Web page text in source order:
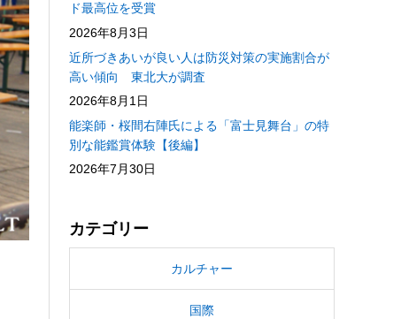
ド最高位を受賞
2026年8月3日
近所づきあいが良い人は防災対策の実施割合が
高い傾向 東北大が調査
2026年8月1日
能楽師・桜間右陣氏による「富士見舞台」の特
別な能鑑賞体験【後編】
2026年7月30日
カテゴリー
カルチャー
国際